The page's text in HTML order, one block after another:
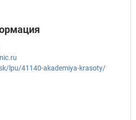
lpu/41140-akademiya-krasoty/